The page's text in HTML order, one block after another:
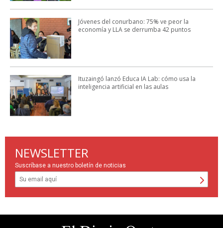
Jóvenes del conurbano: 75% ve peor la
economía y LLA se derrumba 42 puntos
Ituzaingó lanzó Educa IA Lab: cómo usa la
inteligencia artificial en las aulas
NEWSLETTER
Suscríbase a nuestro boletín de noticias